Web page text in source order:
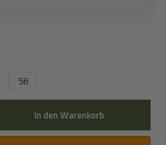
56
In den Warenkorb